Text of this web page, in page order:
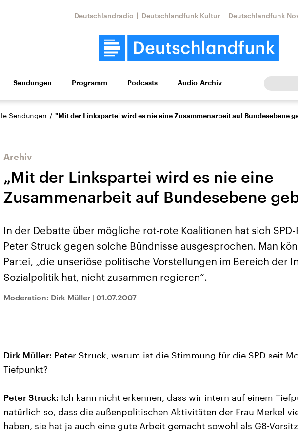
Deutschlandradio Deutschlandfunk Kultur Deutschlandfunk
Politik Wirtschaft Wissen Kultur Europa
Feature Musik
Sachsen-
Anhalt wählt
2026
Landtag.
wird das
von einer
aus CDU, SPD
regiert.-
Prognosen,
Berichte und
USA
Hintergründe
Wirtschaftlich und
militärisch gehören die
Vereinigten Staaten zu
den mächtigsten
Ländern der Erde, mit
großem Einfluss auf das
aktuelle Weltgeschehen.
Nahostkonflikt
Der Überfall der
palästinensischen
Terrororganisation
Hamas im Oktober 2023
auf Israel hat in der
Region wieder die
Gewalt entfacht. Israel
möchte die Hamas
Iran
Der Iran – seit der
Islamischen
1979 auch
Republik Iran – ist
von einem
Religionsführer
Sendungen Programm Podcasts Audio-Archiv
Sendungen / "Mit der Linkspartei wird es nie eine Zusammenarbeit auf Bundesebene
Archiv
„Mit der Linkspartei wird es nie eine
Zusammenarbeit auf Bundesebene
In der Debatte über mögliche rot-rote Koalitionen hat sich
Peter Struck gegen solche Bündnisse ausgesprochen. Man
Partei, „die unseriöse politische Vorstellungen im Bereich der
Sozialpolitik hat, nicht zusammen regieren“.
Moderation: Dirk Müller | 01.07.2007
Dirk Müller: Peter Struck, warum ist die Stimmung für die SPD seit
Tiefpunkt?
Peter Struck: Ich kann nicht erkennen, dass wir intern auf einem
natürlich so, dass die außenpolitischen Aktivitäten der Frau Merkel
haben, sie hat ja auch eine gute Arbeit gemacht sowohl als G8-